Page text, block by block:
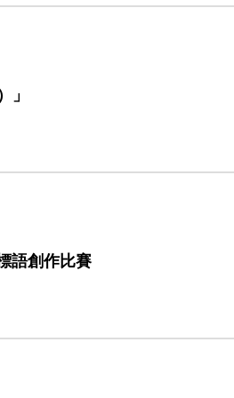
」
語創作比賽